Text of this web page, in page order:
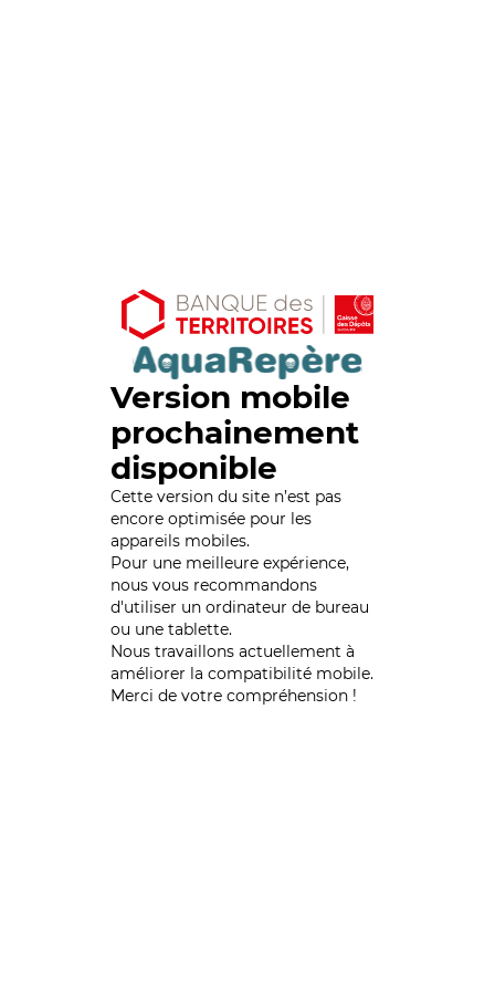
Version mobile
prochainement
disponible
Cette version du site n’est pas
encore optimisée pour les
appareils mobiles.
Pour une meilleure expérience,
nous vous recommandons
d'utiliser un ordinateur de bureau
ou une tablette.
Nous travaillons actuellement à
améliorer la compatibilité mobile.
Merci de votre compréhension !